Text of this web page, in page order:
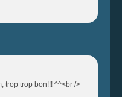
trop trop bon!!! ^^<br />